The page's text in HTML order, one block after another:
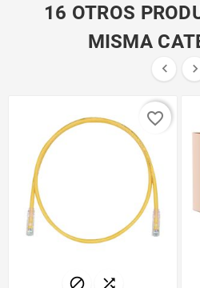
16 OTROS
MISMA
 
 
favorite_border